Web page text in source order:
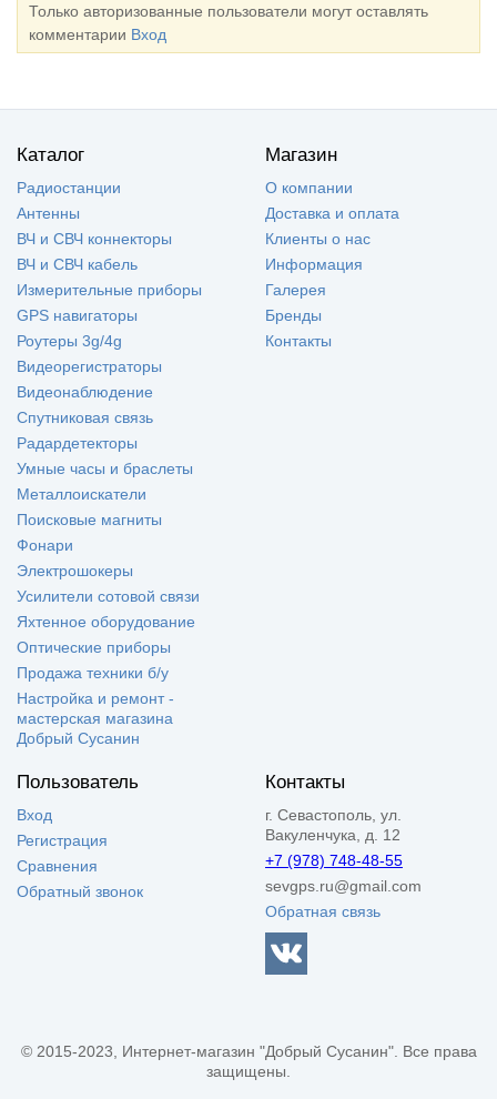
Только авторизованные пользователи могут оставлять
комментарии Вход
Каталог
Радиостанции
Антенны
ВЧ и СВЧ коннекторы
ВЧ и СВЧ кабель
Измерительные приборы
GPS навигаторы
Роутеры 3g/4g
Видеорегистраторы
Видеонаблюдение
Спутниковая связь
Радардетекторы
Умные часы и браслеты
Металлоискатели
Поисковые магниты
Фонари
Электрошокеры
Усилители сотовой связи
Яхтенное оборудование
Оптические приборы
Продажа техники б/у
Настройка и ремонт -
мастерская магазина
Добрый Сусанин
Магазин
О компании
Доставка и оплата
Клиенты о нас
Информация
Галерея
Бренды
Контакты
Пользователь
Вход
Регистрация
Сравнения
Обратный звонок
Контакты
г. Севастополь, ул.
Вакуленчука, д. 12
+7 (978) 748-48-55
sevgps.ru@gmail.com
Обратная связь
© 2015-2023, Интернет-магазин "Добрый Сусанин". Все права
защищены.